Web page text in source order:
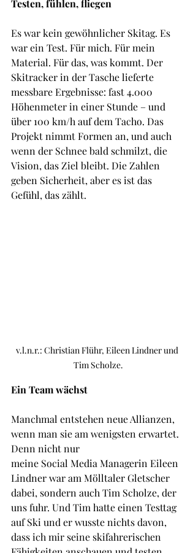
Testen, fühlen, fliegen
Es war kein gewöhnlicher Skitag. Es
war ein Test. Für mich. Für mein
Material. Für das, was kommt. Der
Skitracker in der Tasche lieferte
messbare Ergebnisse: fast 4.000
Höhenmeter in einer Stunde – und
über 100 km/h auf dem Tacho. Das
Projekt nimmt Formen an, und auch
wenn der Schnee bald schmilzt, die
Vision, das Ziel bleibt. Die Zahlen
geben Sicherheit, aber es ist das
Gefühl, das zählt.
v.l.n.r.: Christian Flühr, Eileen Lindner und
Tim Scholze.
Ein Team wächst
Manchmal entstehen neue Allianzen,
wenn man sie am wenigsten erwartet.
Denn nicht nur
meine Social Media Managerin Eileen
Lindner war am Mölltaler Gletscher
dabei, sondern auch Tim Scholze, der
uns fuhr. Und Tim hatte einen Testtag
auf Ski und er wusste nichts davon,
dass ich mir seine skifahrerischen